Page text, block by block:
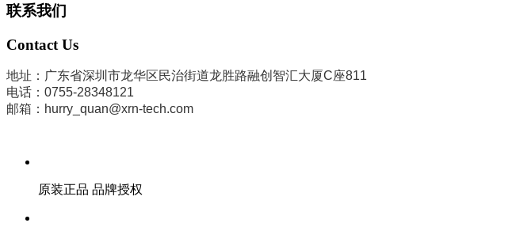
联系我们
Contact Us
地址：广东省深圳市龙华区民治街道龙胜路融创智汇大厦C座811
电话：0755-28348121
邮箱：hurry_quan@xrn-tech.com
原装正品 品牌授权